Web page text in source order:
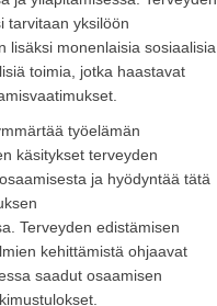
tarvitaan yksilöön
lisäksi monenlaisia sosiaalisia
toimia, jotka haastavat
työelämän
käsitykset terveyden
ja hyödyntää tätä
Terveyden edistämisen
kehittämistä ohjaavat
saadut osaamisen